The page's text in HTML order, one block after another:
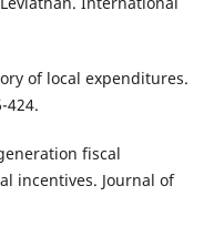
of local expenditures.
424.
fiscal
incentives. Journal of